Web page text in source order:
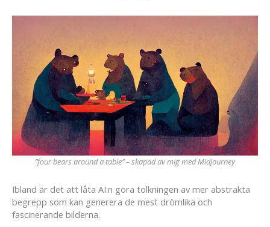
”four bears around a table” – skapad av mig med Midjourney
Ibland är det att låta AI:n göra tolkningen av mer abstrakta
begrepp som kan generera de mest drömlika och
fascinerande bilderna.